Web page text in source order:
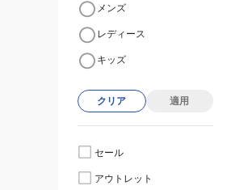
メンズ
レディース
キッズ
クリア 適用
セール
アウトレット